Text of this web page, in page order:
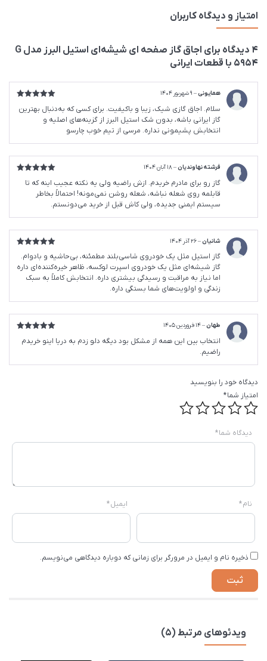
امتیاز و دیدگاه کاربران
4 دیدگاه برای
اجاق گاز صفحه ای شیشه‌ای استیل البرز مدل G
5954 با قطعات ایرانی
5
همایونی– 9 شهریور 1404
سلام. اجاق گازی شیک، زیبا و باکیفیت. برای کسی که به‌دنبال بهترین
گاز ایرانی باشه، بدون شک استیل البرز از گزینه‌های اصلیه و
انتخابش پشیمونی نداره. مرسی از تیم خوب چارسو
5
فرشته نهاوندیان– 18 آبان 1404
گاز رو برای مادرم خریدم. ازش راضیه ولی یه نکته عجیب اینه که تا
قابلمه روی شعله نباشه، شعله روشن نمی‌مونه! احتمالاً بخاطر
سیستم ایمنی جدیده، ولی کاش قبل از خرید می‌دونستم.
5
شانیان–26 آذر 1404
گاز استیل مثل یک خودروی شاسی‌بلند مطمئنه، بی‌حاشیه و بادوام.
گاز شیشه‌ای مثل یک خودروی اسپرت لوکسه، ظاهر خیره‌کننده‌ای داره
اما نیاز به مراقبت و رسیدگی بیشتری داره. انتخابش کاملاً به سبک
زندگی و اولویت‌های شما بستگی داره.
5
طهان–14 فروردین 1405
انتخاب بین این همه از مشکل بود دیگه دلو زدم به دریا اینو خریدم
راضیم.
دیدگاه خود را بنویسید
امتیاز شما*
دیدگاه شما*
نام* ایمیل*
ذخیره نام و ایمیل در مرورگر برای زمانی که دوباره دیدگاهی می‌نویسم.
ویدئوهای مرتبط (5)